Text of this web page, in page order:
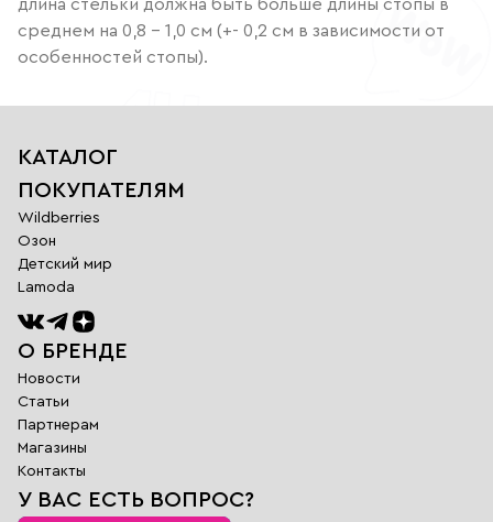
длина стельки должна быть больше длины стопы в
среднем на 0,8 – 1,0 см (+- 0,2 см в зависимости от
особенностей стопы).
КАТАЛОГ
ПОКУПАТЕЛЯМ
Wildberries
Озон
Детский мир
Lamoda
О БРЕНДЕ
Новости
Статьи
Партнерам
Магазины
Контакты
У ВАС ЕСТЬ ВОПРОС?
Обратная
связь
Заполните поля